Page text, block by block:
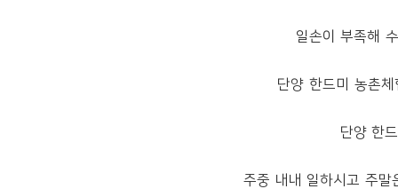
일손이 부족해
단양 한드미 농촌
단양 한
주중 내내 일하시고 주